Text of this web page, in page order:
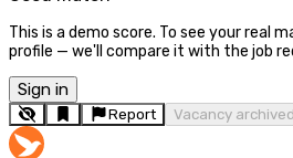
This is a demo score. To see your real
profile — we'll compare it with the job
Sign in
Report Vacancy archived